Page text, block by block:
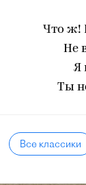
Что ж!
Не
Я
Ты
Все классики